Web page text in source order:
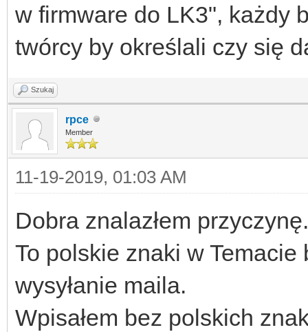
w firmware do LK3", każdy
twórcy by określali czy się
Szukaj
rpce
Member
11-19-2019, 01:03 AM
Dobra znalazłem przyczynę.
To polskie znaki w Temacie
wysyłanie maila.
Wpisałem bez polskich